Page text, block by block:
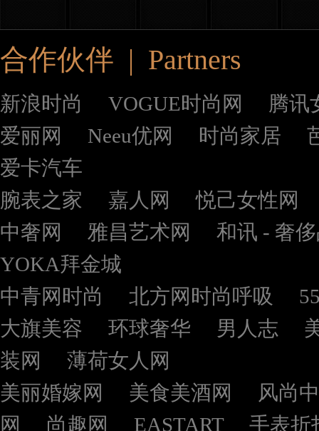
合作伙伴 | Partners
新浪时尚 VOGUE时尚网
腾讯
爱丽网
Neeu优网 时尚家居
爱卡汽车
腕表之家
嘉人网
悦己女性网
中奢网
雅昌艺术网
和讯 - 奢
YOKA拜金城
中青网时尚
北方网时尚呼吸
大旗美容
环球奢华 男人志
装网
薄荷女人网
美丽婚嫁网
美食美酒网
风尚
网
尚趣网 EASTART
手表折